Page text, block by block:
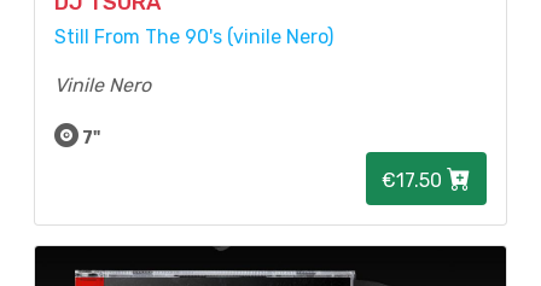
Still From The 90's (vinile Nero)
Vinile Nero
7"
€17.50